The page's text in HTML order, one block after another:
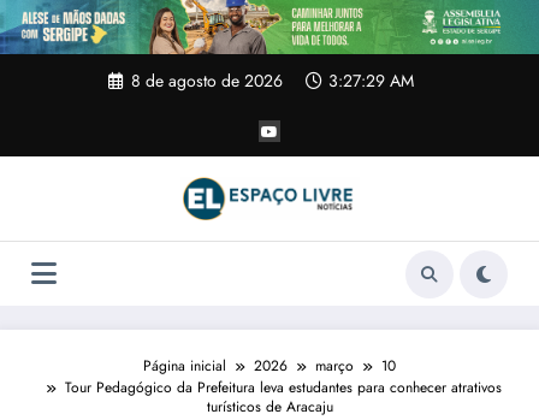
Pular
para
o
8 de agosto de 2026 3:27:30 AM
Página inicial 2026 março
10
Tour Pedagógico da Prefeitura leva estudantes para conhecer atrativos
turísticos de Aracaju